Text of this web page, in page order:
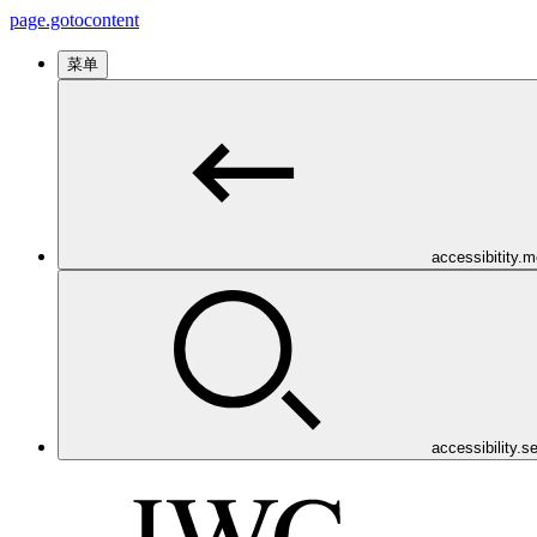
page.gotocontent
菜单